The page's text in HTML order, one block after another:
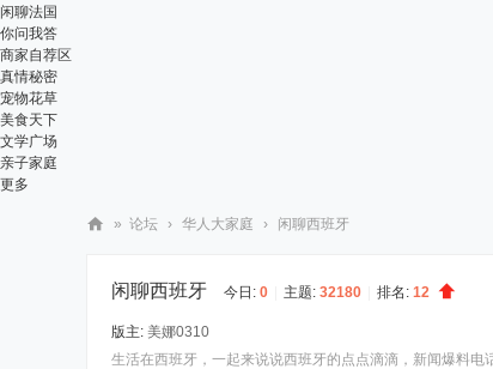
闲聊法国
你问我答
商家自荐区
真情秘密
宠物花草
美食天下
文学广场
亲子家庭
更多
» 论坛 › 华人大家庭 › 闲聊西班牙
闲聊西班牙 今日: 0 主题: 32180 排名: 12
版主: 美娜0310
生活在西班牙，一起来说说西班牙的点点滴滴，新闻爆料电